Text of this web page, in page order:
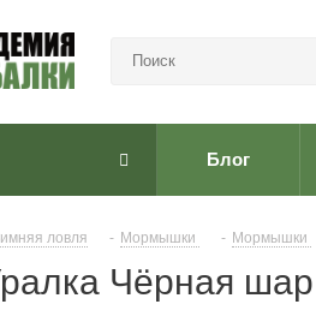
Блог
ловля - Мормышки - Мормышки
Чёрная